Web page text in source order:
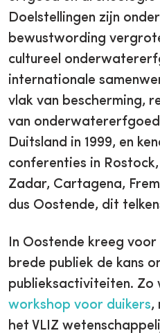
Doelstellingen zijn
bewustwording
cultureel
internationale
vlak van bescherming,
van
Duitsland in 1999, en
conferenties in
Zadar, Cartagena,
dus Oostende, dit
In Oostende kreeg
brede publiek de kans
publieksactiviteiten. Zo
workshop voor duikers,
het VLIZ